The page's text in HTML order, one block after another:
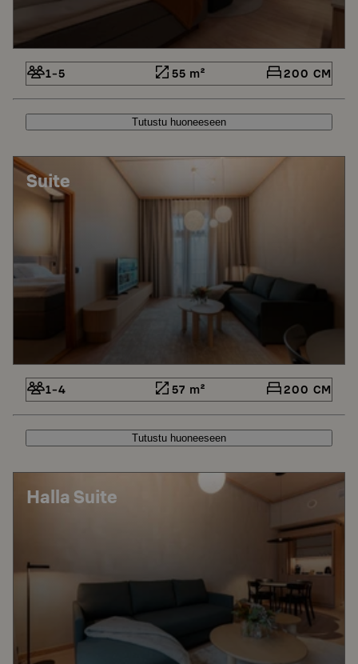
1-5 55 m² 200 CM
Tutustu huoneeseen
Suite
1-4 57 m² 200 CM
Tutustu huoneeseen
Halla Suite